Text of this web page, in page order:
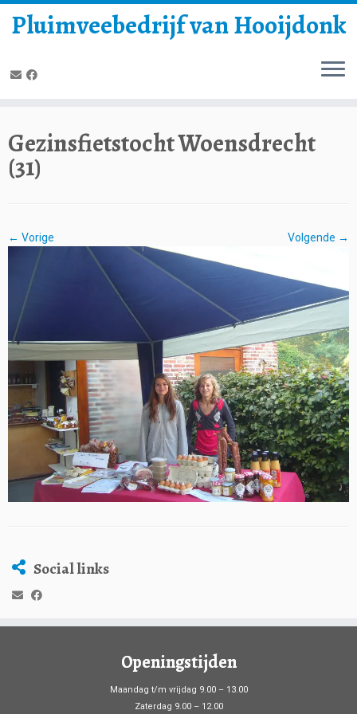
Pluimveebedrijf van Hooijdonk
Gezinsfietstocht Woensdrecht
(31)
← Vorige Volgende →
Social links
Openingstijden
Maandag t/m vrijdag 9.00 – 13.00
Zaterdag 9.00 – 12.00